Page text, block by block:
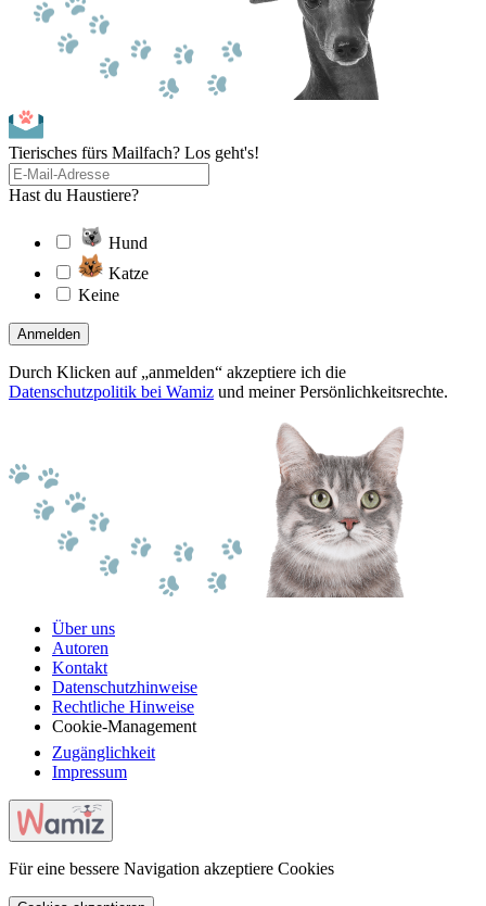
Tierisches fürs Mailfach? Los geht's!
Hast du Haustiere?
Hund
Katze
Keine
Anmelden
Durch Klicken auf „anmelden“ akzeptiere ich die
Datenschutzpolitik bei Wamiz und meiner Persönlichkeitsrechte.
Über uns
Autoren
Kontakt
Datenschutzhinweise
Rechtliche Hinweise
Cookie-Management
Zugänglichkeit
Impressum
Für eine bessere Navigation akzeptiere Cookies